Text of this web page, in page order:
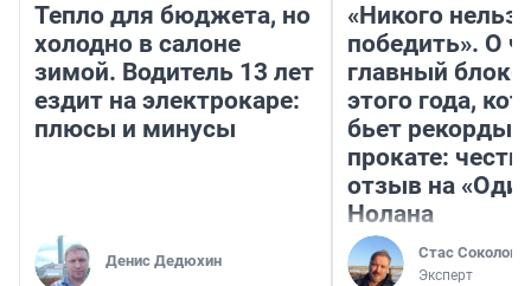
Тепло для бюджета, но
холодно в салоне
зимой. Водитель 13 лет
ездит на электрокаре:
плюсы и минусы
Денис Дедюхин
«Никого нельзя
победить». О
главный
этого года,
бьет рекорды в
прокате:
отзыв на
Нолана
Стас Соколов
Эксперт